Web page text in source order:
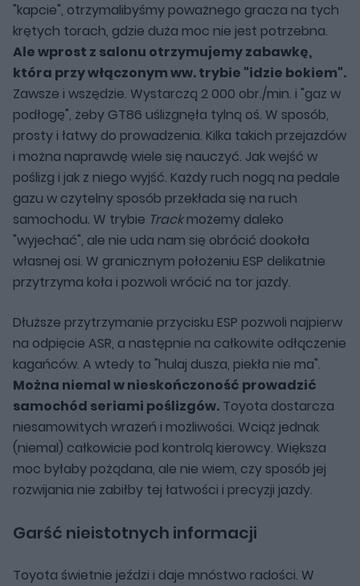
"kapcie", otrzymalibyśmy poważnego gracza na tych
krętych torach, gdzie duża moc nie jest potrzebna.
Ale wprost z salonu otrzymujemy zabawkę,
która przy włączonym ww. trybie "idzie bokiem".
Zawsze i wszędzie. Wystarczą 2 000 obr./min. i "gaz w
podłogę", żeby GT86 uślizgnęła tylną oś. W sposób,
prosty i łatwy do prowadzenia. Kilka takich przejazdów
i można naprawdę wiele się nauczyć. Jak wejść w
poślizg i jak z niego wyjść. Każdy ruch nogą na pedale
gazu w czytelny sposób przekłada się na ruch
samochodu. W trybie Trackmożemy daleko
"wyjechać", ale nie uda nam się obrócić dookoła
własnej osi. W granicznym położeniu ESP delikatnie
przytrzyma koła i pozwoli wrócić na tor jazdy.
Dłuższe przytrzymanie przycisku ESP pozwoli najpierw
na odpięcie ASR, a następnie na całkowite odłączenie
kagańców. A wtedy to "hulaj dusza, piekła nie ma".
Można niemal w nieskończoność prowadzić
samochód seriami poślizgów. Toyota dostarcza
niesamowitych wrażeń i możliwości. Wciąż jednak
(niemal) całkowicie pod kontrolą kierowcy. Większa
moc byłaby pożądana, ale nie wiem, czy sposób jej
rozwijania nie zabiłby tej łatwości i precyzji jazdy.
Garść nieistotnych informacji
Toyota świetnie jeździ i daje mnóstwo radości. W